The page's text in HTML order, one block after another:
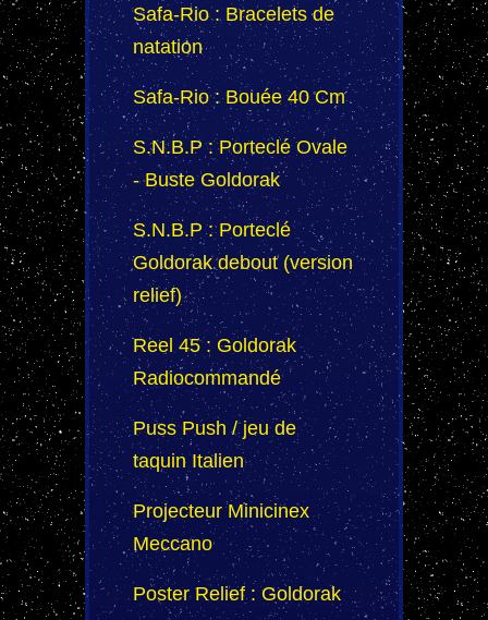
Safa-Rio : Bracelets de
natation
Safa-Rio : Bouée 40 Cm
S.N.B.P : Porteclé Ovale
- Buste Goldorak
S.N.B.P : Porteclé
Goldorak debout (version
relief)
Reel 45 : Goldorak
Radiocommandé
Puss Push / jeu de
taquin Italien
Projecteur Minicinex
Meccano
Poster Relief : Goldorak